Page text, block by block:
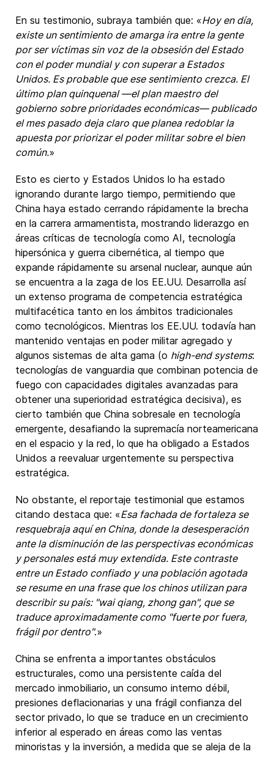
En su testimonio, subraya también que: «Hoy en día,
existe un sentimiento de amarga ira entre la gente
por ser víctimas sin voz de la obsesión del Estado
con el poder mundial y con superar a Estados
Unidos. Es probable que ese sentimiento crezca. El
último plan quinquenal —el plan maestro del
gobierno sobre prioridades económicas— publicado
el mes pasado deja claro que planea redoblar la
apuesta por priorizar el poder militar sobre el bien
común.»
Esto es cierto y Estados Unidos lo ha estado
ignorando durante largo tiempo, permitiendo que
China haya estado cerrando rápidamente la brecha
en la carrera armamentista, mostrando liderazgo en
áreas críticas de tecnología como AI, tecnología
hipersónica y guerra cibernética, al tiempo que
expande rápidamente su arsenal nuclear, aunque aún
se encuentra a la zaga de los EE.UU. Desarrolla así
un extenso programa de competencia estratégica
multifacética tanto en los ámbitos tradicionales
como tecnológicos. Mientras los EE.UU. todavía han
mantenido ventajas en poder militar agregado y
algunos sistemas de alta gama (o high-end systems:
tecnologías de vanguardia que combinan potencia de
fuego con capacidades digitales avanzadas para
obtener una superioridad estratégica decisiva), es
cierto también que China sobresale en tecnología
emergente, desafiando la supremacía norteamericana
en el espacio y la red, lo que ha obligado a Estados
Unidos a reevaluar urgentemente su perspectiva
estratégica.
No obstante, el reportaje testimonial que estamos
citando destaca que: «Esa fachada de fortaleza se
resquebraja aquí en China, donde la desesperación
ante la disminución de las perspectivas económicas
y personales está muy extendida. Este contraste
entre un Estado confiado y una población agotada
se resume en una frase que los chinos utilizan para
describir su país: "wai qiang, zhong gan", que se
traduce aproximadamente como "fuerte por fuera,
frágil por dentro".»
China se enfrenta a importantes obstáculos
estructurales, como una persistente caída del
mercado inmobiliario, un consumo interno débil,
presiones deflacionarias y una frágil confianza del
sector privado, lo que se traduce en un crecimiento
inferior al esperado en áreas como las ventas
minoristas y la inversión, a medida que se aleja de la